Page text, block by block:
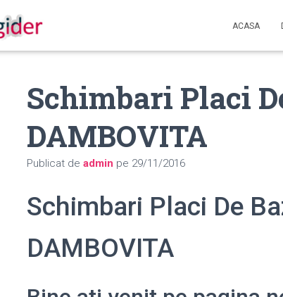
ACASA
Schimbari Placi
DAMBOVITA
Publicat de admin pe 29/11/2016
Schimbari Placi De
DAMBOVITA